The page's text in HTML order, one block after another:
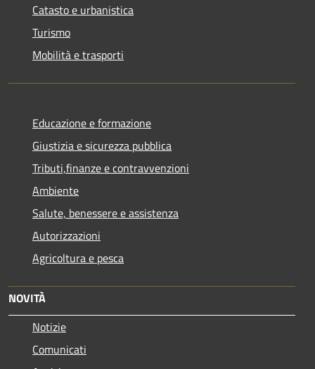
Catasto e urbanistica
Turismo
Mobilità e trasporti
Educazione e formazione
Giustizia e sicurezza pubblica
Tributi,finanze e contravvenzioni
Ambiente
Salute, benessere e assistenza
Autorizzazioni
Agricoltura e pesca
NOVITÀ
Notizie
Comunicati